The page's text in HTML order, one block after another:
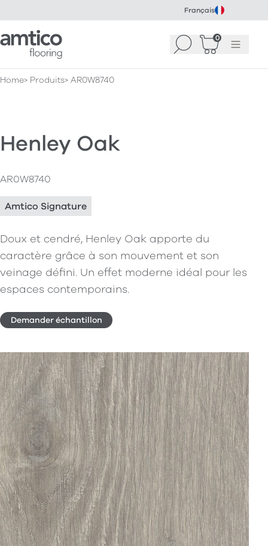
Français
Amtico Flooring Recherche
0
Panier(0)
Menu
Home Produits AR0W8740
Henley Oak
AR0W8740
Amtico Signature
Doux et cendré, Henley Oak apporte du
caractère grâce à son mouvement et son
veinage défini. Un effet moderne idéal pour les
espaces contemporains.
Demander échantillon